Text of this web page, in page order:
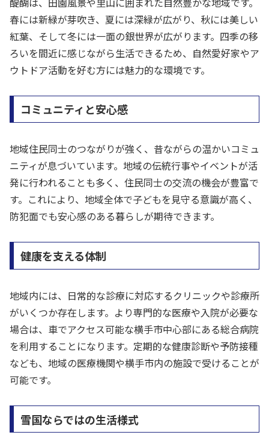
春には新緑が芽吹き、夏には深緑が広がり、秋には美しい
紅葉、そして冬には一面の銀世界が広がります。四季の移
ろいを間近に感じながら生活できるため、自然愛好家やア
ウトドア活動を好む方には魅力的な環境です。
コミュニティと安心感
地域住民同士のつながりが強く、昔ながらの温かいコミュ
ニティが息づいています。地域の伝統行事やイベントが活
発に行われることも多く、住民同士の交流の機会が豊富で
す。これにより、地域全体で子どもを見守る意識が高く、
防犯面でも安心感のある暮らしが期待できます。
健康を支える体制
地域内には、日常的な診療に対応するクリニックや診療所
がいくつか存在します。より専門的な医療や入院が必要な
場合は、車でアクセス可能な横手市中心部にある総合病院
を利用することになります。定期的な健康診断や予防接種
なども、地域の医療機関や横手市内の施設で受けることが
可能です。
雪国ならではの生活様式